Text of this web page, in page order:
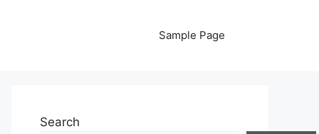
Sample Page
Search